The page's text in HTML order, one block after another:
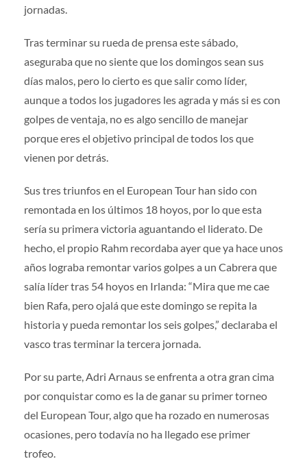
jornadas.
Tras terminar su rueda de prensa este sábado,
aseguraba que no siente que los domingos sean sus
días malos, pero lo cierto es que salir como líder,
aunque a todos los jugadores les agrada y más si es con
golpes de ventaja, no es algo sencillo de manejar
porque eres el objetivo principal de todos los que
vienen por detrás.
Sus tres triunfos en el European Tour han sido con
remontada en los últimos 18 hoyos, por lo que esta
sería su primera victoria aguantando el liderato. De
hecho, el propio Rahm recordaba ayer que ya hace unos
años lograba remontar varios golpes a un Cabrera que
salía líder tras 54 hoyos en Irlanda: “Mira que me cae
bien Rafa, pero ojalá que este domingo se repita la
historia y pueda remontar los seis golpes,” declaraba el
vasco tras terminar la tercera jornada.
Por su parte, Adri Arnaus se enfrenta a otra gran cima
por conquistar como es la de ganar su primer torneo
del European Tour, algo que ha rozado en numerosas
ocasiones, pero todavía no ha llegado ese primer
trofeo.